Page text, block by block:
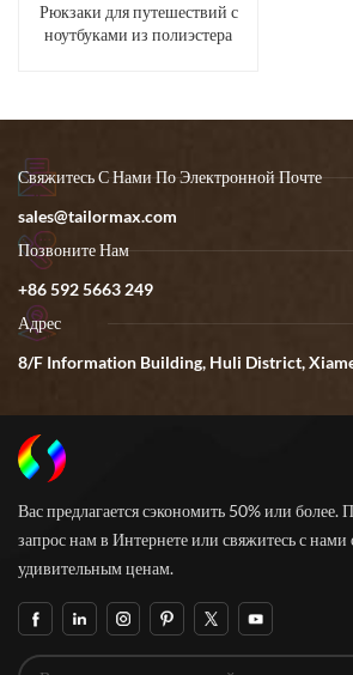
Рюкзаки для путешествий с
ноутбуками из полиэстера
Свяжитесь С Нами По Электронной Почте
sales@tailormax.com
Позвоните Нам
+86 592 5663 249
Адрес
8/F Information Building, Huli District,
Вас предлагается сэкономить 50% или более.
запрос нам в Интернете или свяжитесь с нами
удивительным ценам.